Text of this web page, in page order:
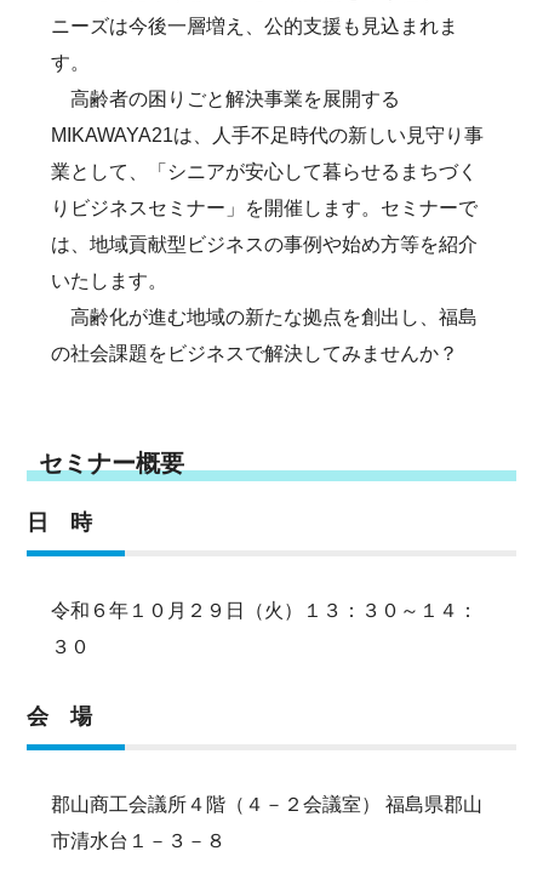
ニーズは今後一層増え、公的支援も見込まれま
す。
高齢者の困りごと解決事業を展開する
MIKAWAYA21は、人手不足時代の新しい見守り事
業として、「シニアが安心して暮らせるまちづく
りビジネスセミナー」を開催します。セミナーで
は、地域貢献型ビジネスの事例や始め方等を紹介
いたします。
高齢化が進む地域の新たな拠点を創出し、福島
の社会課題をビジネスで解決してみませんか？
セミナー概要
日 時
令和６年１０月２９日（火）１３：３０～１４：
３０
会 場
郡山商工会議所４階（４－２会議室） 福島県郡山
市清水台１－３－８